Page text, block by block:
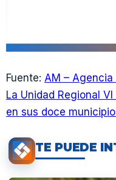
Fuente: AM – Agencia
La Unidad Regional
en sus doce
TE PUEDE